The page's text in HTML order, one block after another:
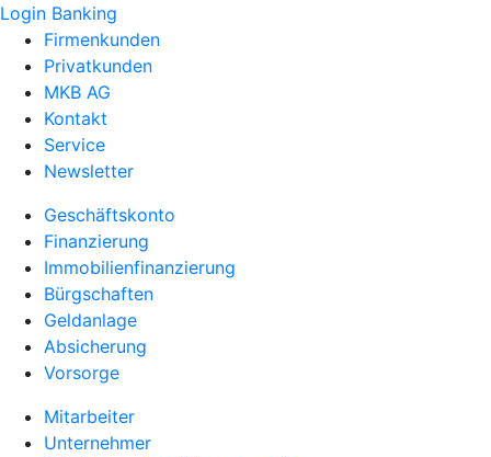
Login Banking
Firmenkunden
Privatkunden
MKB AG
Kontakt
Service
Newsletter
Geschäftskonto
Finanzierung
Immobilienfinanzierung
Bürgschaften
Geldanlage
Absicherung
Vorsorge
Mitarbeiter
Unternehmer